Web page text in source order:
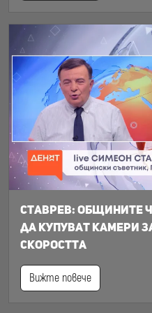
Ставрев: общините
да купуват камери
скоростта
Вижте повече